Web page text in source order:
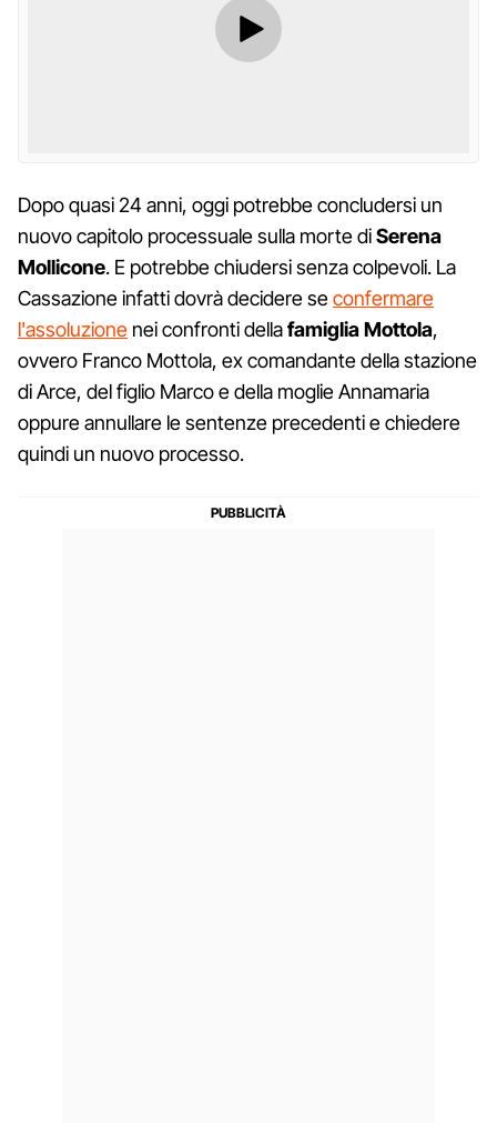
Dopo quasi 24 anni, oggi potrebbe concludersi un
nuovo capitolo processuale sulla morte diSerena
Mollicone. E potrebbe chiudersi senza colpevoli. La
Cassazione infatti dovrà decidere seconfermare
l'assoluzione nei confronti dellafamiglia Mottola,
ovvero Franco Mottola, ex comandante della stazione
di Arce, del figlio Marco e della moglie Annamaria
oppure annullare le sentenze precedenti e chiedere
quindi un nuovo processo.